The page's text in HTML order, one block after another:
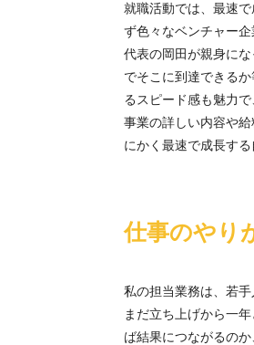
就職活動では、最速
ず色々なベンチャー
代表の岡田が親身に
でそこに到達できる
るスピード感も魅力
事業の詳しい内容や
にかく最速で成長す
仕事のやり
私の担当業務は、若
まだ立ち上げから一
ば結果につながるの